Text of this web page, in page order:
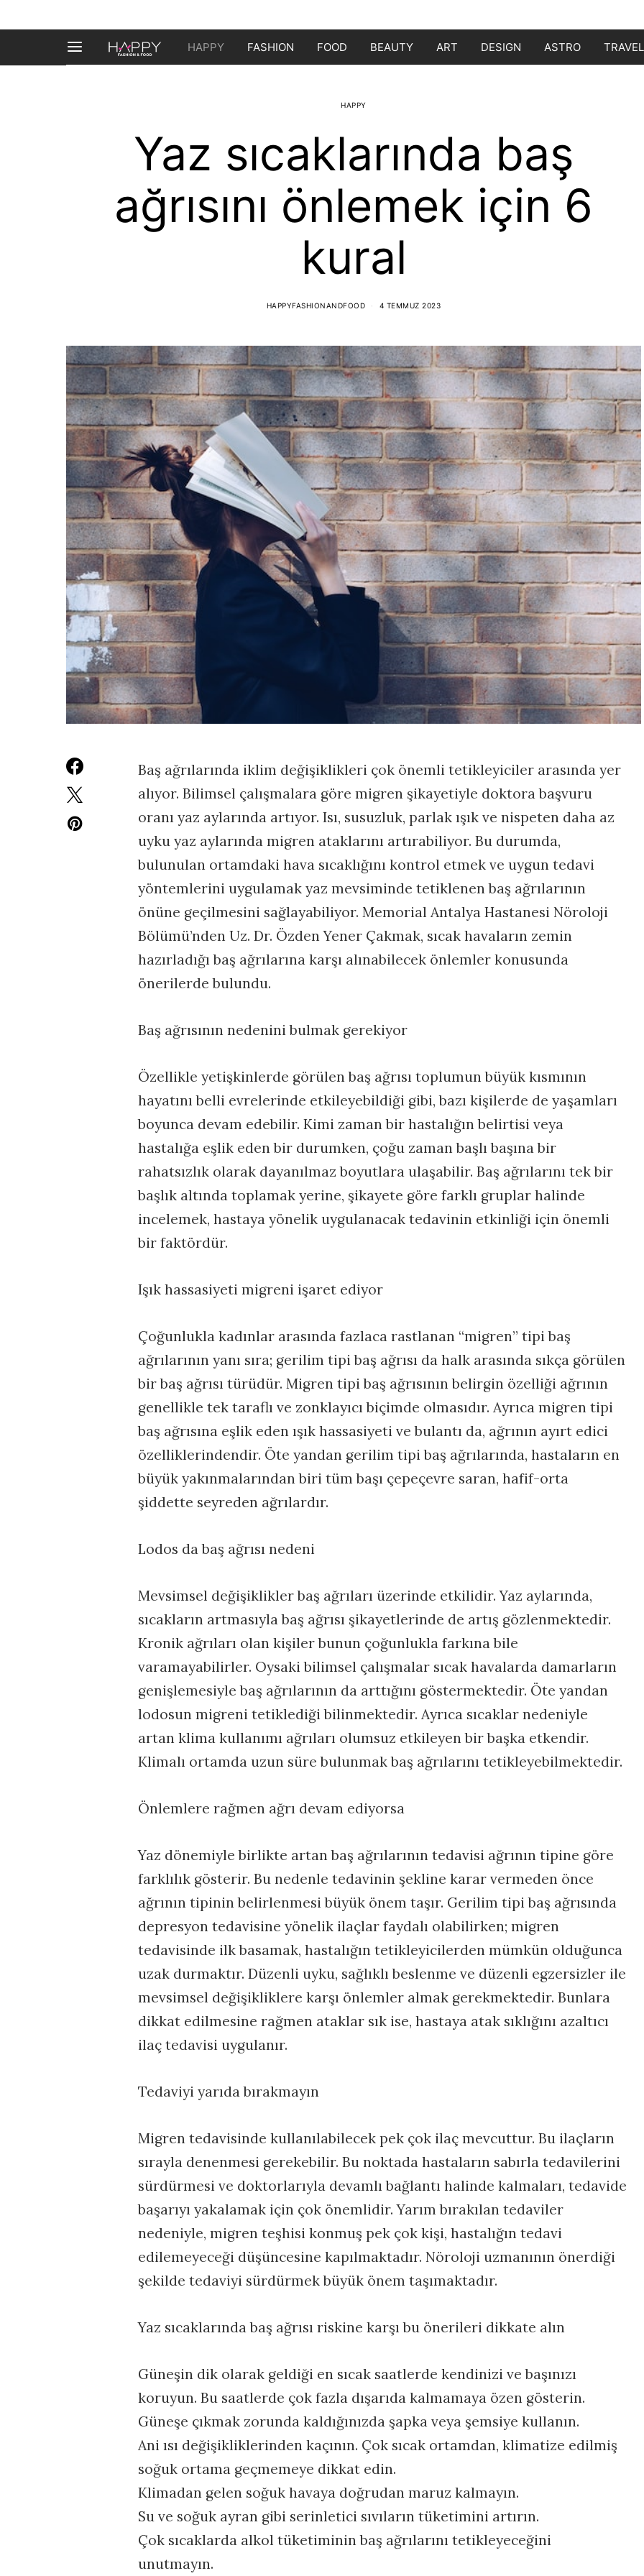
HAPPY FASHION FOOD BEAUTY ART DESIGN ASTRO TRAVEL
HAPPY
Yaz sıcaklarında baş
ağrısını önlemek için 6
kural
HAPPYFASHIONANDFOOD 4 TEMMUZ 2023
Baş ağrılarında iklim değişiklikleri çok önemli tetikleyiciler arasında yer
alıyor. Bilimsel çalışmalara göre migren şikayetiyle doktora başvuru
oranı yaz aylarında artıyor. Isı, susuzluk, parlak ışık ve nispeten daha az
uyku yaz aylarında migren ataklarını artırabiliyor. Bu durumda,
bulunulan ortamdaki hava sıcaklığını kontrol etmek ve uygun tedavi
yöntemlerini uygulamak yaz mevsiminde tetiklenen baş ağrılarının
önüne geçilmesini sağlayabiliyor. Memorial Antalya Hastanesi Nöroloji
Bölümü’nden Uz. Dr. Özden Yener Çakmak, sıcak havaların zemin
hazırladığı baş ağrılarına karşı alınabilecek önlemler konusunda
önerilerde bulundu.
Baş ağrısının nedenini bulmak gerekiyor
Özellikle yetişkinlerde görülen baş ağrısı toplumun büyük kısmının
hayatını belli evrelerinde etkileyebildiği gibi, bazı kişilerde de yaşamları
boyunca devam edebilir. Kimi zaman bir hastalığın belirtisi veya
hastalığa eşlik eden bir durumken, çoğu zaman başlı başına bir
rahatsızlık olarak dayanılmaz boyutlara ulaşabilir. Baş ağrılarını tek bir
başlık altında toplamak yerine, şikayete göre farklı gruplar halinde
incelemek, hastaya yönelik uygulanacak tedavinin etkinliği için önemli
bir faktördür.
Işık hassasiyeti migreni işaret ediyor
Çoğunlukla kadınlar arasında fazlaca rastlanan “migren” tipi baş
ağrılarının yanı sıra; gerilim tipi baş ağrısı da halk arasında sıkça görülen
bir baş ağrısı türüdür. Migren tipi baş ağrısının belirgin özelliği ağrının
genellikle tek taraflı ve zonklayıcı biçimde olmasıdır. Ayrıca migren tipi
baş ağrısına eşlik eden ışık hassasiyeti ve bulantı da, ağrının ayırt edici
özelliklerindendir. Öte yandan gerilim tipi baş ağrılarında, hastaların en
büyük yakınmalarından biri tüm başı çepeçevre saran, hafif-orta
şiddette seyreden ağrılardır.
Lodos da baş ağrısı nedeni
Mevsimsel değişiklikler baş ağrıları üzerinde etkilidir. Yaz aylarında,
sıcakların artmasıyla baş ağrısı şikayetlerinde de artış gözlenmektedir.
Kronik ağrıları olan kişiler bunun çoğunlukla farkına bile
varamayabilirler. Oysaki bilimsel çalışmalar sıcak havalarda damarların
genişlemesiyle baş ağrılarının da arttığını göstermektedir. Öte yandan
lodosun migreni tetiklediği bilinmektedir. Ayrıca sıcaklar nedeniyle
artan klima kullanımı ağrıları olumsuz etkileyen bir başka etkendir.
Klimalı ortamda uzun süre bulunmak baş ağrılarını tetikleyebilmektedir.
Önlemlere rağmen ağrı devam ediyorsa
Yaz dönemiyle birlikte artan baş ağrılarının tedavisi ağrının tipine göre
farklılık gösterir. Bu nedenle tedavinin şekline karar vermeden önce
ağrının tipinin belirlenmesi büyük önem taşır. Gerilim tipi baş ağrısında
depresyon tedavisine yönelik ilaçlar faydalı olabilirken; migren
tedavisinde ilk basamak, hastalığın tetikleyicilerden mümkün olduğunca
uzak durmaktır. Düzenli uyku, sağlıklı beslenme ve düzenli egzersizler ile
mevsimsel değişikliklere karşı önlemler almak gerekmektedir. Bunlara
dikkat edilmesine rağmen ataklar sık ise, hastaya atak sıklığını azaltıcı
ilaç tedavisi uygulanır.
Tedaviyi yarıda bırakmayın
Migren tedavisinde kullanılabilecek pek çok ilaç mevcuttur. Bu ilaçların
sırayla denenmesi gerekebilir. Bu noktada hastaların sabırla tedavilerini
sürdürmesi ve doktorlarıyla devamlı bağlantı halinde kalmaları, tedavide
başarıyı yakalamak için çok önemlidir. Yarım bırakılan tedaviler
nedeniyle, migren teşhisi konmuş pek çok kişi, hastalığın tedavi
edilemeyeceği düşüncesine kapılmaktadır. Nöroloji uzmanının önerdiği
şekilde tedaviyi sürdürmek büyük önem taşımaktadır.
Yaz sıcaklarında baş ağrısı riskine karşı bu önerileri dikkate alın
Güneşin dik olarak geldiği en sıcak saatlerde kendinizi ve başınızı
koruyun. Bu saatlerde çok fazla dışarıda kalmamaya özen gösterin.
Güneşe çıkmak zorunda kaldığınızda şapka veya şemsiye kullanın.
Ani ısı değişikliklerinden kaçının. Çok sıcak ortamdan, klimatize edilmiş
soğuk ortama geçmemeye dikkat edin.
Klimadan gelen soğuk havaya doğrudan maruz kalmayın.
Su ve soğuk ayran gibi serinletici sıvıların tüketimini artırın.
Çok sıcaklarda alkol tüketiminin baş ağrılarını tetikleyeceğini
unutmayın.